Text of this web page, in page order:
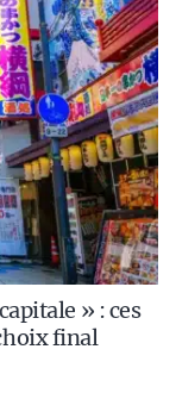
» : ces
final